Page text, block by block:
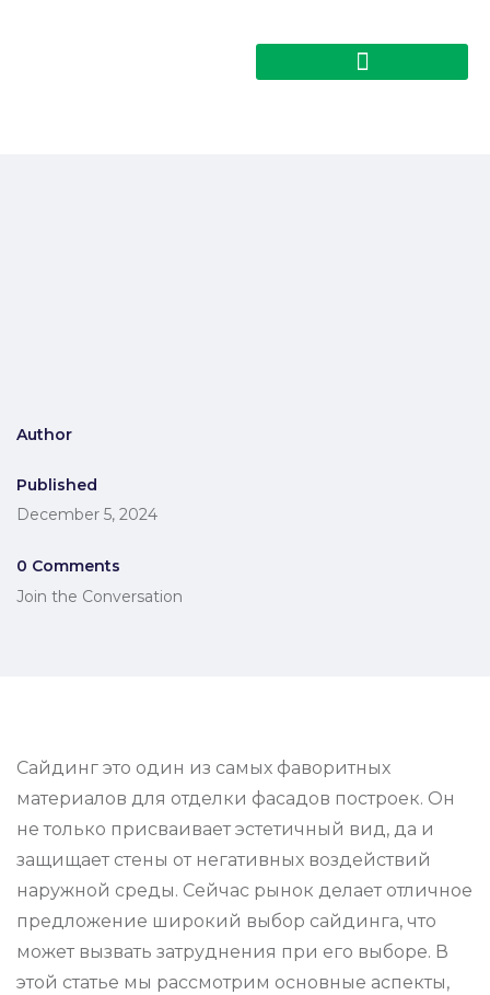
Author
Published
December 5, 2024
0 Comments
Join the Conversation
Сайдинг это один из самых фаворитных
материалов для отделки фасадов построек. Он
не только присваивает эстетичный вид, да и
защищает стены от негативных воздействий
наружной среды. Сейчас рынок делает отличное
предложение широкий выбор сайдинга, что
может вызвать затруднения при его выборе. В
этой статье мы рассмотрим основные аспекты,